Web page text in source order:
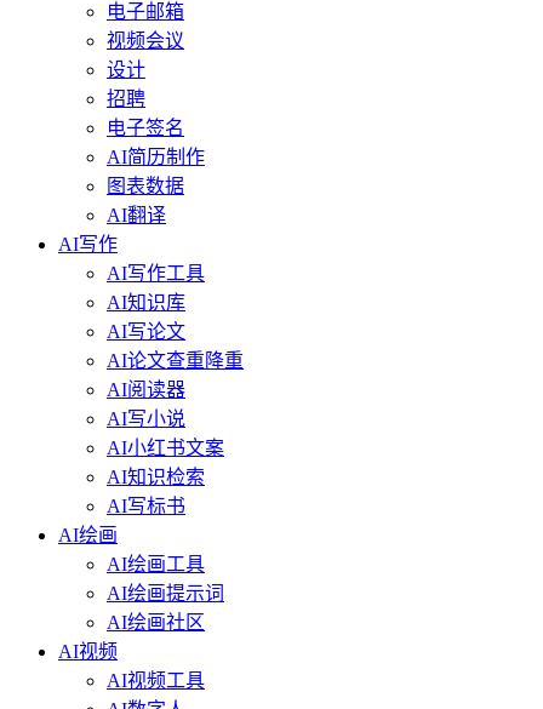
电子邮箱
视频会议
设计
招聘
电子签名
AI简历制作
图表数据
AI翻译
AI写作
AI写作工具
AI知识库
AI写论文
AI论文查重降重
AI阅读器
AI写小说
AI小红书文案
AI知识检索
AI写标书
AI绘画
AI绘画工具
AI绘画提示词
AI绘画社区
AI视频
AI视频工具